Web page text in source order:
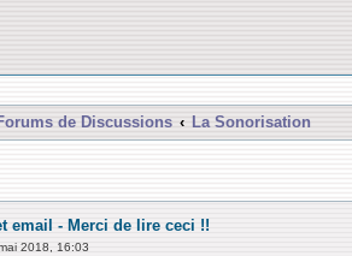
de Discussions
La Sonorisation
email - Merci de lire ceci !!
2018, 16:03